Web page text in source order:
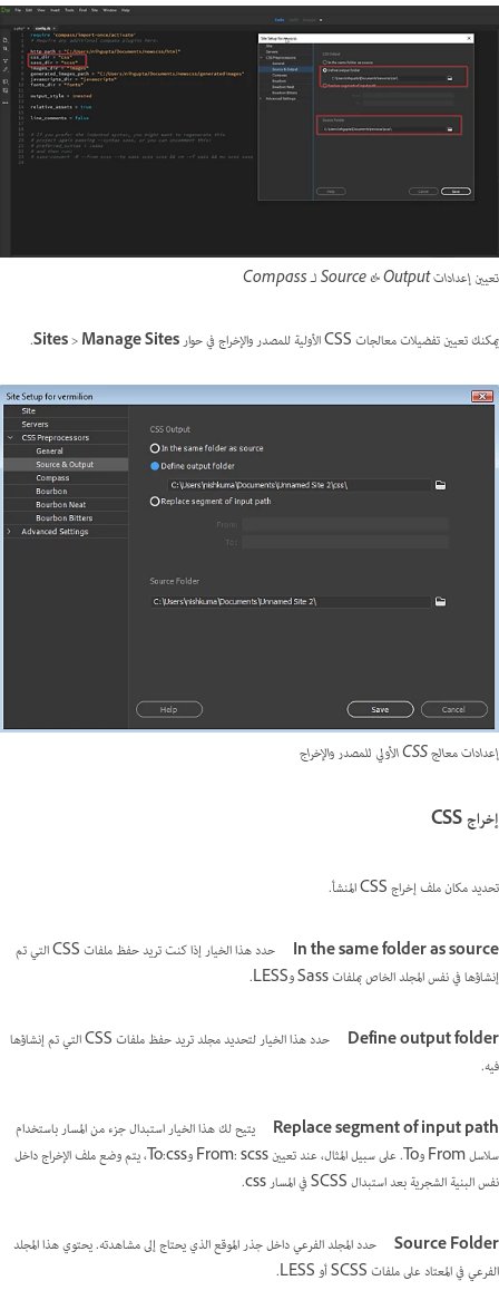
تعيين إعدادات Source & Output لـ Compass
يمكنك تعيين تفضيلات معالجات CSS الأولية للمصدر والإخراج في حوار Sites>Manage Sites
.
إعدادات معالج CSS الأولي للمصدر والإخراج
إخراج CSS
تحديد مكان ملف إخراج CSS المنشأ.
In the same folder as source
حدد هذا الخيار إذا كنت تريد حفظ ملفات CSS التي تم
إنشاؤها في نفس المجلد الخاص بملفات Sass وLESS.
Define output folder
حدد هذا الخيار لتحديد مجلد تريد حفظ ملفات CSS التي تم إنشاؤها
فيه.
Replace segment of input path
يتيح لك هذا الخيار استبدال جزء من المسار باستخدام
سلاسل From وTo. على سبيل المثال، عند تعيين From: scss وTo:css، يتم وضع ملف الإخراج داخل
نفس البنية الشجرية بعد استبدال SCSS في المسار css.
Source Folder
حدد المجلد الفرعي داخل جذر الموقع الذي يحتاج إلى مشاهدته. يحتوي هذا المجلد
الفرعي في المعتاد على ملفات SCSS أو LESS.